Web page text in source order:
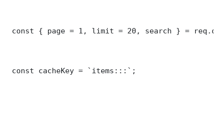
const { page = 1, limit = 20, search } =
const cacheKey = `items:::`;